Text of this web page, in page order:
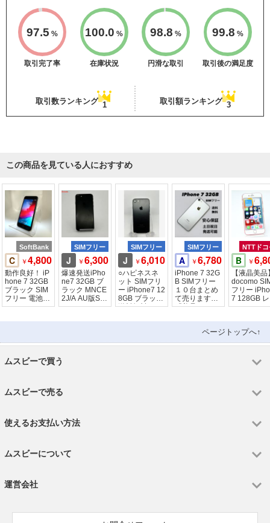
97.5 %
取引完了率
100.0 %
在庫状況
98.8 %
円滑な取引
99.8 %
取引後の満足度
取引数ランキング 1 取引額ランキング 3
この商品を見ている人におすすめ
SoftBank
C ￥4,800
動作良好！ iP
hone 7 32GB
ブラック SIM
フリー 電池8
6%
SIMフリー
J ￥6,300
爆速発送iPho
ne7 32GB ブ
ラック MNCE
2J/A AU版SIM
フリー ジャン
SIMフリー
J ￥6,010
○ハピネスネ
ット SIMフリ
ー iPhone7 12
8GB ブラック
送料無料
SIMフリー
A ￥6,780
iPhone 7 32G
B SIMフリー
１０台まとめ
て売ります
『美品』シル
NTTドコ
B ￥
【液晶美品
docomo
フリー
7 128GB
ド
ページトップへ↑
ムスビーで買う
ムスビーで売る
使えるお支払い方法
ムスビーについて
運営会社